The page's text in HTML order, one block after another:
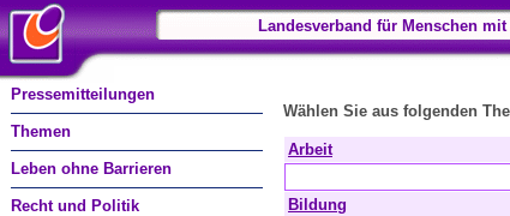
Landesverband für Menschen
Pressemitteilungen
Themen
Leben ohne Barrieren
Recht und Politik
Wählen Sie aus folgenden
Arbeit
Bildung